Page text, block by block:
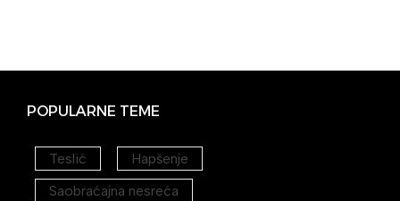
POPULARNE TEME
Teslić
Hapšenje
Saobraćajna nesreća